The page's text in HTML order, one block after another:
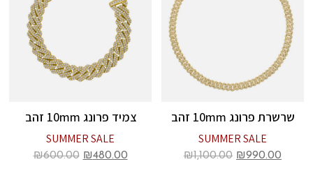
שרשרת פרונג 10mm זהב
SUMMER SALE
₪990.00
₪1,100.00
צמיד פרונג 10mm זהב
SUMMER SALE
₪480.00
₪600.00